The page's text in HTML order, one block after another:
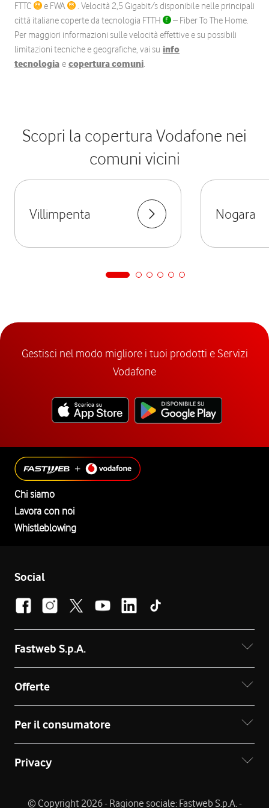
FTTC
e FWA
. Velocità 2,5 Gigabit/s disponibile nelle principali
città italiane coperte da tecnologia FTTH
– Fiber To The Home.
Per maggiori informazioni sulle velocità effettive e su possibili
limitazioni tecniche e geografiche, vai su info
tecnologia e copertura comuni.
Scopri la copertura Vodafone nei
comuni vicini
Villimpenta Nogara
Gestisci nel modo migliore i tuoi prodotti e Servizi
Vodafone
Chi siamo
Lavora con noi
Whistleblowing
Social
Fastweb S.p.A.
Offerte
Per il consumatore
Privacy
© Copyright 2026 - Ragione sociale: Fastweb S.p.A. -